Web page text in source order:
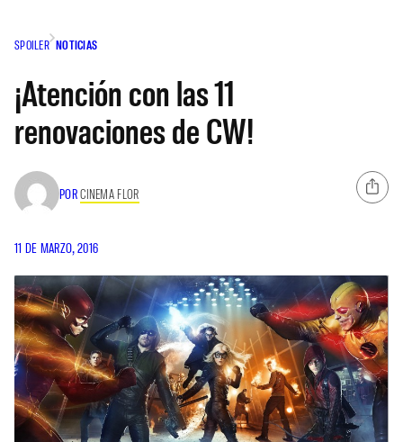
SPOILER NOTICIAS
¡Atención con las 11
renovaciones de CW!
PORCINEMA FLOR
11 DE MARZO, 2016